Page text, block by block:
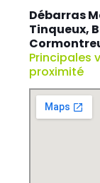
Débarras
Tinqueux,
Principales
proximité